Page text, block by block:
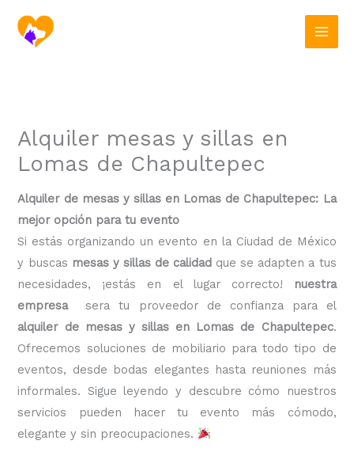
contenido
Alquiler mesas y sillas en
Lomas de Chapultepec
Alquiler de mesas y sillas en Lomas de Chapultepec: La
mejor opción para tu evento
Si estás organizando un evento en la Ciudad de México
y buscas mesas y sillas de calidad que se adapten a tus
necesidades, ¡estás en el lugar correcto!
nuestra
empresa
sera tu proveedor de confianza para el
alquiler de mesas y sillas en Lomas de Chapultepec.
Ofrecemos soluciones de mobiliario para todo tipo de
eventos, desde bodas elegantes hasta reuniones más
informales. Sigue leyendo y descubre cómo nuestros
servicios pueden hacer tu evento más cómodo,
elegante y sin preocupaciones.